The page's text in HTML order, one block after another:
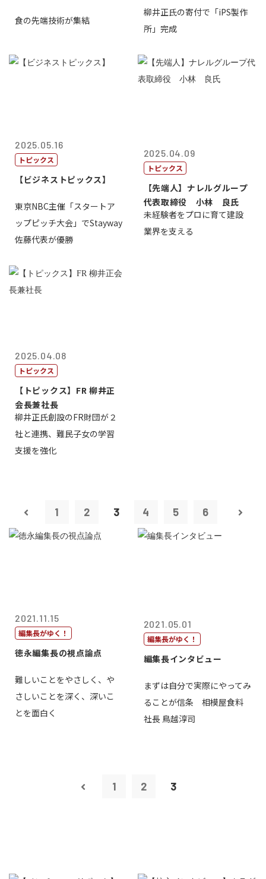
食の先端技術が集結
柳井正氏の寄付で「iPS製作
所」完成
2025.05.16
トピックス
【ビジネストピックス】
東京NBC主催「スタートア
ップピッチ大会」でStayway
佐藤代表が優勝
2025.04.09
トピックス
【先端人】ナレルグループ
代表取締役 小林 良氏
未経験者をプロに育て建設
業界を支える
2025.04.08
トピックス
【トピックス】FR 柳井正
会長兼社長
柳井正氏創設のFR財団が２
社と連携、難民子女の学習
支援を強化
1 2 3 4 5 6
2021.11.15
編集長がゆく！
徳永編集長の視点論点
難しいことをやさしく、や
さしいことを深く、深いこ
とを面白く
2021.05.01
編集長がゆく！
編集長インタビュー
まずは自分で実際にやってみ
ることが信条 相模屋食料
社長 鳥越淳司
1 2 3